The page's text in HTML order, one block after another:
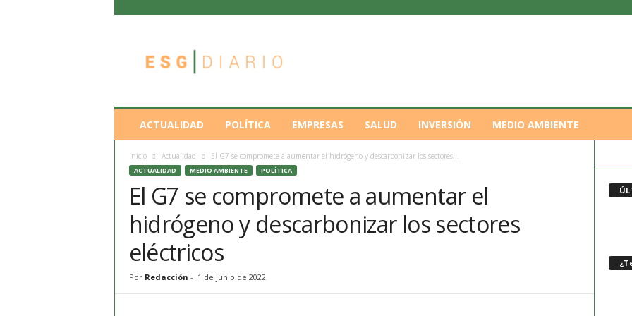
ACTUALIDAD POLÍTICA EMPRESAS SALUD INVERSIÓN MEDIO AMBIENTE
Inicio Actualidad El G7 se compromete a aumentar el hidrógeno y descarbonizar los sectores...
ACTUALIDAD MEDIO AMBIENTE POLÍTICA
El G7 se compromete a aumentar el
hidrógeno y descarbonizar los sectores
eléctricos
Por Redacción - 1 de junio de 2022